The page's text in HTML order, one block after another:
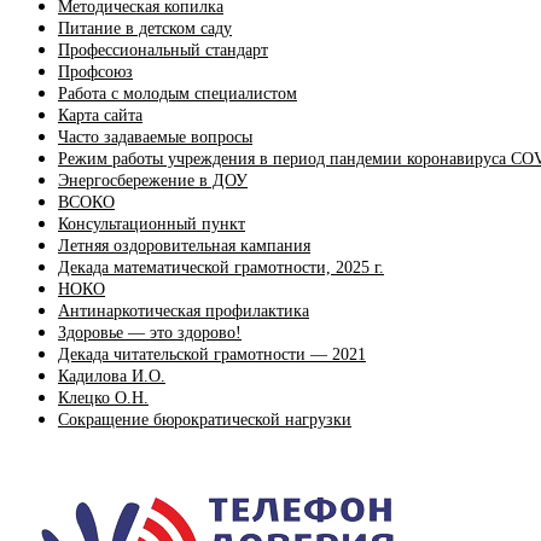
Методическая копилка
Питание в детском саду
Профессиональный стандарт
Профсоюз
Работа с молодым специалистом
Карта сайта
Часто задаваемые вопросы
Режим работы учреждения в период пандемии коронавируса
Энергосбережение в ДОУ
ВСОКО
Консультационный пункт
Летняя оздоровительная кампания
Декада математической грамотности, 2025 г.
НОКО
Антинаркотическая профилактика
Здоровье — это здорово!
Декада читательской грамотности — 2021
Кадилова И.О.
Клецко О.Н.
Сокращение бюрократической нагрузки